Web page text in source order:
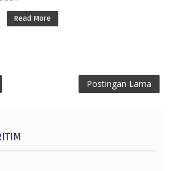
Read More
Postingan Lama